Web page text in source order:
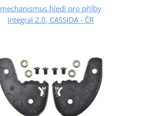
mechanismus hledí pro přilby
Integral 2.0, CASSIDA - ČR